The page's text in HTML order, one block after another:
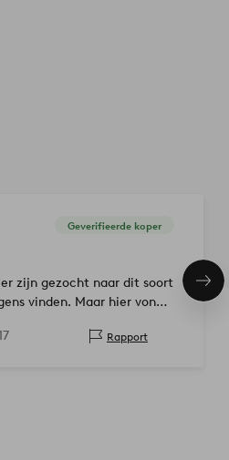
Geverifieerde koper
zijn gezocht naar dit soort
vinden. Maar hier vond
Rapport